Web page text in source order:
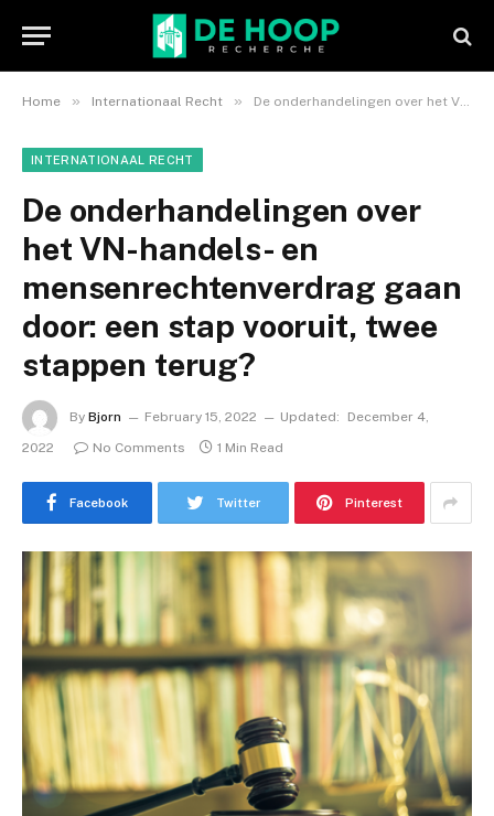
Home » Internationaal Recht » De onderhandelingen over het VN-handels- en mensenrechtenverdrag gaan door: een stap vooruit, twee stappen terug?
INTERNATIONAAL RECHT
De onderhandelingen over
het VN-handels- en
mensenrechtenverdrag gaan
door: een stap vooruit, twee
stappen terug?
By Bjorn February 15, 2022 Updated:
December 4,
2022
No Comments 1 Min Read
Facebook Twitter Pinterest